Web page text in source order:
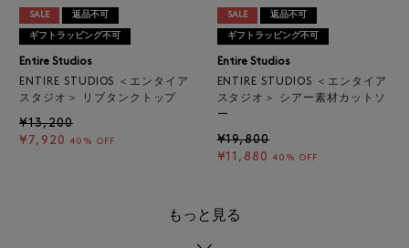
SALE 返品不可
ギフトラッピング不可
Entire Studios
ENTIRE STUDIOS ＜エンタイア
スタジオ＞ リブタンクトップ
¥13,200
¥7,920 40% OFF
SALE 返品不可
ギフトラッピング不可
Entire Studios
ENTIRE STUDIOS ＜エンタイア
スタジオ＞ シアー素材カットソ
ー
¥19,800
¥11,880 40% OFF
もっと見る